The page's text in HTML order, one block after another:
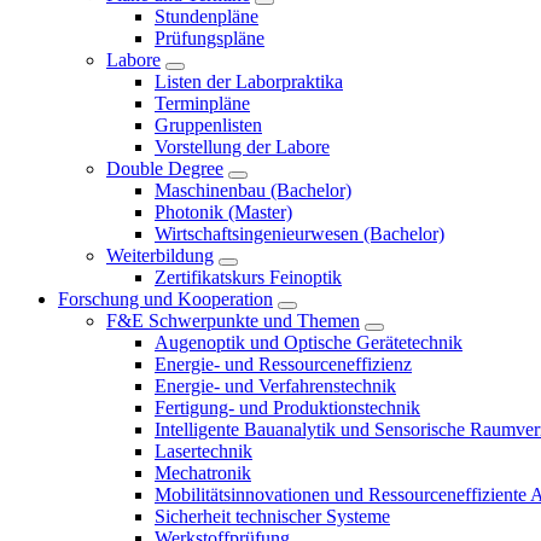
Stundenpläne
Prüfungspläne
Labore
Listen der Laborpraktika
Terminpläne
Gruppenlisten
Vorstellung der Labore
Double Degree
Maschinenbau (Bachelor)
Photonik (Master)
Wirtschaftsingenieurwesen (Bachelor)
Weiterbildung
Zertifikatskurs Feinoptik
Forschung und Kooperation
F&E Schwerpunkte und Themen
Augenoptik und Optische Gerätetechnik
Energie- und Ressourceneffizienz
Energie- und Verfahrenstechnik
Fertigung- und Produktionstechnik
Intelligente Bauanalytik und Sensorische
Lasertechnik
Mechatronik
Mobilitätsinnovationen und Ressourceneffiziente
Sicherheit technischer Systeme